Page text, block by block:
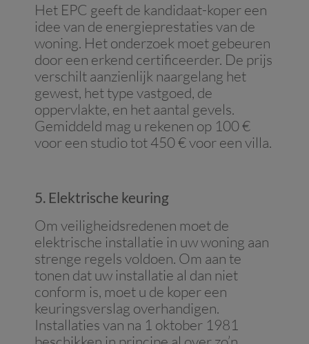
Het EPC geeft de kandidaat-koper een
idee van de energieprestaties van de
woning. Het onderzoek moet gebeuren
door een erkend certificeerder. De prijs
verschilt aanzienlijk naargelang het
gewest, het type vastgoed, de
oppervlakte, en het aantal gevels.
Gemiddeld mag u rekenen op 100 €
voor een studio tot 450 € voor een villa.
5. Elektrische keuring
Om veiligheidsredenen moet de
elektrische installatie in uw woning aan
strenge regels voldoen. Om aan te
tonen dat uw installatie al dan niet
conform is, moet u de koper een
keuringsverslag overhandigen.
Installaties van na 1 oktober 1981